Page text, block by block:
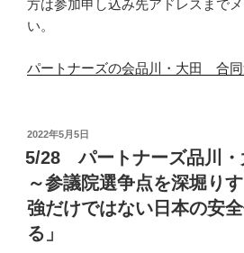
方は参加申し込み先アドレスまで
い。
パートナーズの会品川・大田 合同
投
稿
日:
2022年5月5日
5/28 パートナーズ品川・
～参議院選争点を深堀り
強だけではない日本の安
る」